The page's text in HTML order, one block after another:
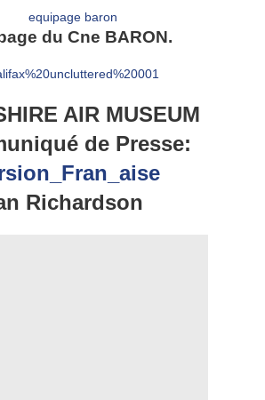
du Cne BARON.
AIR MUSEUM
de Presse:
Richardson